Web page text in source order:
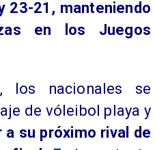
23-21, manteniendo
en los Juegos
los nacionales se
de vóleibol playa y
su próximo rival de